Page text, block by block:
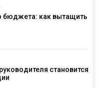
бюджета: как вытащить
становится